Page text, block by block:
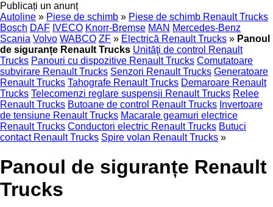
Publicați un anunț
Autoline » Piese de schimb » Piese de schimb Renault Trucks
Bosch DAF IVECO Knorr-Bremse MAN Mercedes-Benz
Scania Volvo WABCO ZF » Electrică Renault Trucks » Panoul
de siguranțe Renault Trucks Unităţi de control Renault
Trucks Panouri cu dispozitive Renault Trucks Comutatoare
subvirare Renault Trucks Senzori Renault Trucks Generatoare
Renault Trucks Tahografe Renault Trucks Demaroare Renault
Trucks Telecomenzi reglare suspensii Renault Trucks Relee
Renault Trucks Butoane de control Renault Trucks Invertoare
de tensiune Renault Trucks Macarale geamuri electrice
Renault Trucks Conductori electric Renault Trucks Butuci
contact Renault Trucks Spire volan Renault Trucks »
Panoul de siguranțe Renault
Trucks